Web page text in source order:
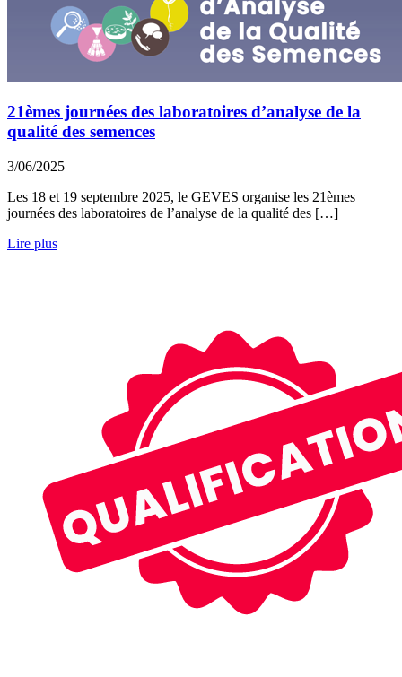
21èmes journées des laboratoires d’analyse de la
qualité des semences
3/06/2025
Les 18 et 19 septembre 2025, le GEVES organise les 21èmes
journées des laboratoires de l’analyse de la qualité des […]
Lire plus